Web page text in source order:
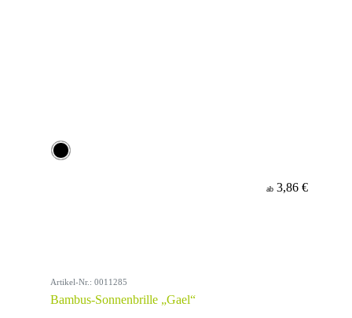
ab 3,86 €
Artikel-Nr.: 0011285
Bambus-Sonnenbrille „Gael“